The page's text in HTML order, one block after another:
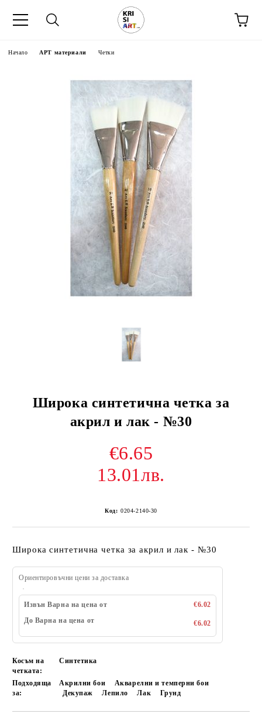
Начало АРТ материали Четки
Широка синтетична четка за
акрил и лак - №30
€6.65
13.01лв.
Код: 0204-2140-30
Широка синтетична четка за акрил и лак - №30
Ориентировъчни цени за доставка
Извън Варна на цена от
€6.02
До Варна на цена от
€6.02
Косъм на
четката:
Синтетика
Подходяща
за:
Акрилни бои
Акварелни и темперни бои
Декупаж
Лепило Лак Грунд